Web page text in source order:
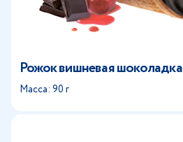
Рожок вишневая шоколадка
Масса: 90 г